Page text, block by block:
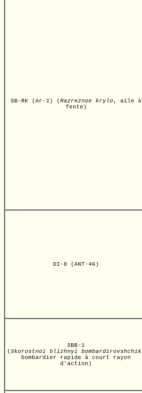
SB-RK (Ar-2) (Razreznoe krylo ,
aile à
fente)
DI-8 (ANT-46)
SBB-1
(Skorostnoi blizhnyi bombardirovshchik
bombardier rapide à court rayon
d'action)